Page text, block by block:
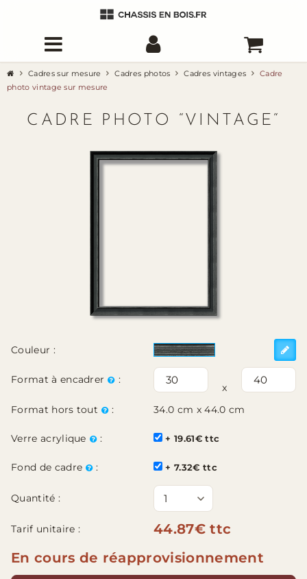
Cadres sur mesure Cadres photos Cadres vintages
Cadre
photo vintage sur mesure
CADRE PHOTO “VINTAGE“
Couleur :
Format à encadrer :
x
Format hors tout
: 34.0 cm x 44.0 cm
Verre acrylique : + 19.61€ ttc
Fond de cadre : + 7.32€ ttc
Quantité :
Tarif unitaire :
44.87€ ttc
En cours de réapprovisionnement